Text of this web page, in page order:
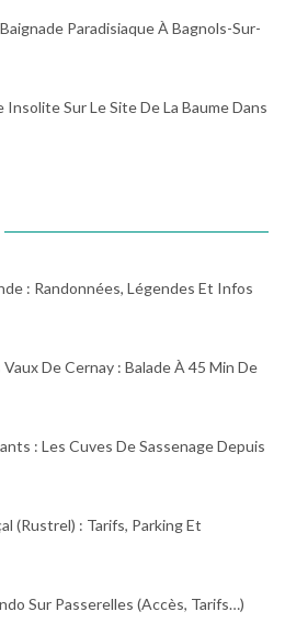
Paradisiaque À Bagnols-Sur-
Insolite Sur Le Site De La Baume Dans
: Randonnées, Légendes Et Infos
De Cernay : Balade À 45 Min De
: Les Cuves De Sassenage Depuis
(Rustrel) : Tarifs, Parking Et
Sur Passerelles (Accès, Tarifs…)